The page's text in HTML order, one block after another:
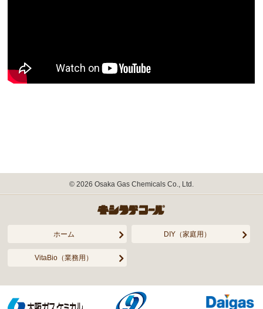
© 2026 Osaka Gas Chemicals Co., Ltd.
ホーム DIY（家庭用）
VitaBio（業務用）